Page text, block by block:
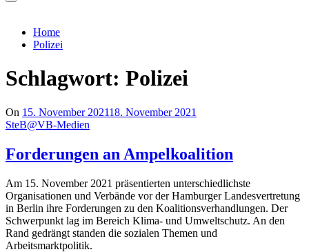
Home
Polizei
Schlagwort: Polizei
On 15. November 202118. November 2021
SteB@VB-Medien
Forderungen an Ampelkoalition
Am 15. November 2021 präsentierten unterschiedlichste
Organisationen und Verbände vor der Hamburger Landesvertretung
in Berlin ihre Forderungen zu den Koalitionsverhandlungen. Der
Schwerpunkt lag im Bereich Klima- und Umweltschutz. An den
Rand gedrängt standen die sozialen Themen und
Arbeitsmarktpolitik.